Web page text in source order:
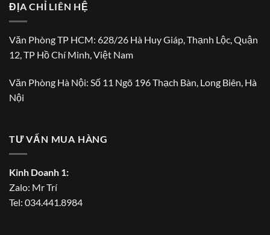
ĐỊA CHỈ LIÊN HỆ
Văn Phòng TP HCM: 628/26 Hà Huy Giáp, Thạnh Lộc, Quận
12, TP Hồ Chí Minh, Việt Nam
Văn Phòng Hà Nội: Số 11 Ngõ 196 Thạch Bàn, Long Biên, Hà
Nội
TƯ VẤN MUA HÀNG
Kinh Doanh 1:
Zalo: Mr Trí
Tel: 034.441.8984